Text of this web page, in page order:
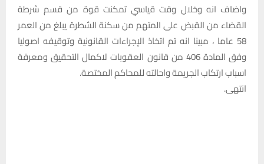
واضاف انه وخلال وقت قياسي تمكنت قوة من قسم شرطة
القضاء من القبض على المتهم من سكنة الشطرة يبلغ من العمر
58 عاما ، مبينا انه تم اتخاذ الإجراءات القانونية وتوقيفه اصوليا
وفق المادة 406 من قانون العقوبات لاكمال التحقيق ومعرفة
اسباب ارتكاب الجريمة واحالته للمحاكم المختصة.
انتهى.